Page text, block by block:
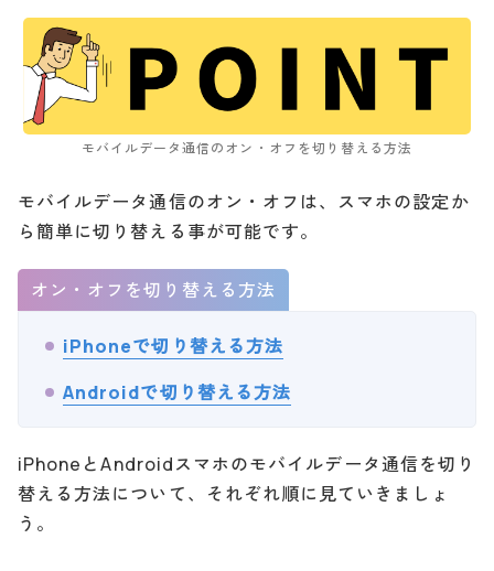
モバイルデータ通信のオン・オフを切り替える方法
モバイルデータ通信のオン・オフは、スマホの設定か
ら簡単に切り替える事が可能です。
オン・オフを切り替える方法
iPhoneで切り替える方法
Androidで切り替える方法
iPhoneとAndroidスマホのモバイルデータ通信を切り
替える方法について、それぞれ順に見ていきましょ
う。